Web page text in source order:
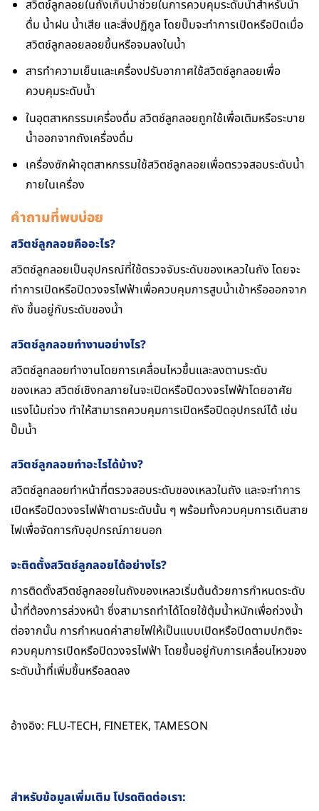
สวิตช์ลูกลอยในถังเก็บน้ำช่วยในการควบคุมระดับน้ำสำหรับน้ำ
ดื่ม น้ำฝน น้ำเสีย และสิ่งปฏิกูล โดยปั๊มจะทำการเปิดหรือปิดเมื่อ
สวิตช์ลูกลอยลอยขึ้นหรือจมลงในน้ำ
สารทำความเย็นและเครื่องปรับอากาศใช้สวิตช์ลูกลอยเพื่อ
ควบคุมระดับน้ำ
ในอุตสาหกรรมเครื่องดื่ม สวิตช์ลูกลอยถูกใช้เพื่อเติมหรือระบาย
น้ำออกจากถังเครื่องดื่ม
เครื่องซักผ้าอุตสาหกรรมใช้สวิตช์ลูกลอยเพื่อตรวจสอบระดับน้ำ
ภายในเครื่อง
คําถามที่พบบ่อย
สวิตช์ลูกลอยคืออะไร?
สวิตช์ลูกลอยเป็นอุปกรณ์ที่ใช้ตรวจจับระดับของเหลวในถัง โดยจะ
ทำการเปิดหรือปิดวงจรไฟฟ้าเพื่อควบคุมการสูบน้ำเข้าหรือออกจาก
ถัง ขึ้นอยู่กับระดับของน้ำ
สวิตช์ลูกลอยทํางานอย่างไร?
สวิตช์ลูกลอยทำงานโดยการเคลื่อนไหวขึ้นและลงตามระดับ
ของเหลว สวิตช์เชิงกลภายในจะเปิดหรือปิดวงจรไฟฟ้าโดยอาศัย
แรงโน้มถ่วง ทำให้สามารถควบคุมการเปิดหรือปิดอุปกรณ์ได้ เช่น
ปั๊มน้ำ
สวิตช์ลูกลอยทําอะไรได้บ้าง?
สวิตช์ลูกลอยทำหน้าที่ตรวจสอบระดับของเหลวในถัง และจะทำการ
เปิดหรือปิดวงจรไฟฟ้าตามระดับนั้น ๆ พร้อมทั้งควบคุมการเดินสาย
ไฟเพื่อจัดการกับอุปกรณ์ภายนอก
จะติดตั้งสวิตช์ลูกลอยได้อย่างไร?
การติดตั้งสวิตช์ลูกลอยในถังของเหลวเริ่มต้นด้วยการกำหนดระดับ
น้ำที่ต้องการล่วงหน้า ซึ่งสามารถทำได้โดยใช้ตุ้มน้ำหนักเพื่อถ่วงน้ำ
ต่อจากนั้น การกำหนดค่าสายไฟให้เป็นแบบเปิดหรือปิดตามปกติจะ
ควบคุมการเปิดหรือปิดวงจรไฟฟ้า โดยขึ้นอยู่กับการเคลื่อนไหวของ
ระดับน้ำที่เพิ่มขึ้นหรือลดลง
อ้างอิง: FLU-TECH, FINETEK, TAMESON
สำหรับข้อมูลเพิ่มเติม โปรดติดต่อเรา: